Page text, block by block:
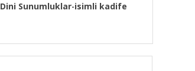
Dini Sunumluklar-isimli kadife